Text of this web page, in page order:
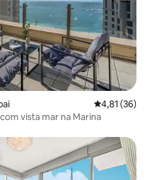
4,81 de uma
4,81 (36)
vista mar na Marina